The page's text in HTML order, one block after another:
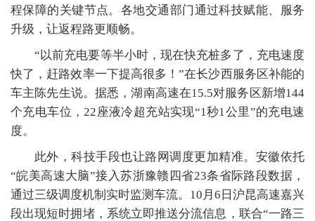
程保障的关键节点。各地交通部门通过科技赋能、服务
升级，让返程路更顺畅。
“以前充电要等半小时，现在快充桩多了，充电速度
快了，赶路效率一下提高很多！”在长沙西服务区补能的
车主陈先生说。据悉，湖南高速在15.5对服务区新增144
个充电车位，22座液冷超充站实现“1秒1公里”的充电速
度。
此外，科技手段也让路网调度更加精准。安徽依托
“皖美高速大脑”接入苏浙豫赣四省23条省际路段数据，
通过三级调度机制实时监测车流。10月6日沪昆高速嘉兴
段出现短时拥堵，系统立即推送分流信息，联合“一路三